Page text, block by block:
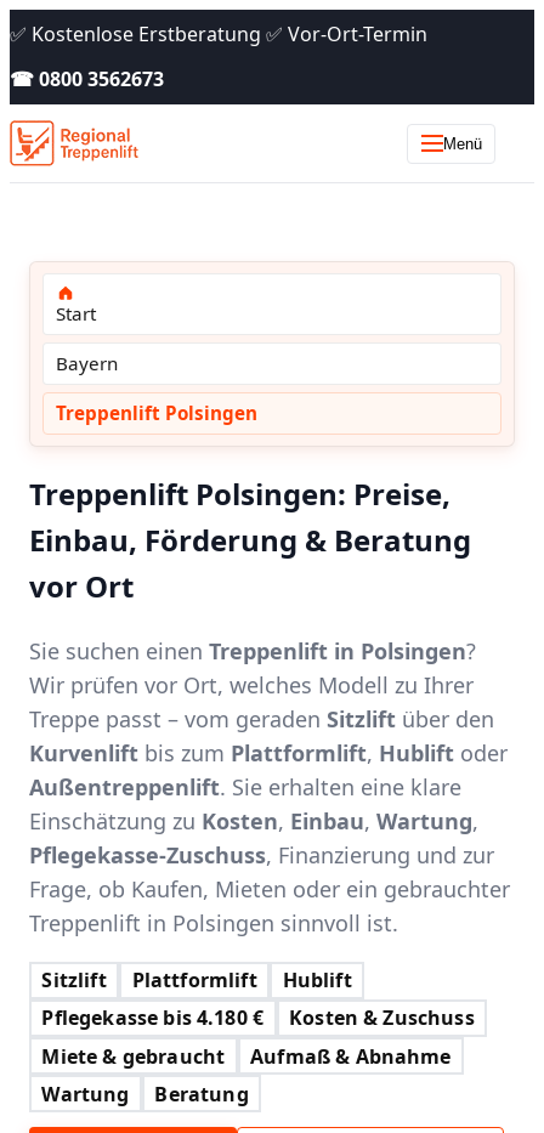
✅ Kostenlose Erstberatung ✅ Vor-Ort-Termin
☎ 0800 3562673
Menü
Start
Bayern
Treppenlift Polsingen
Treppenlift Polsingen: Preise,
Einbau, Förderung & Beratung
vor Ort
Sie suchen einen Treppenlift in Polsingen?
Wir prüfen vor Ort, welches Modell zu Ihrer
Treppe passt – vom geraden Sitzlift über den
Kurvenlift bis zum Plattformlift, Hublift oder
Außentreppenlift. Sie erhalten eine klare
Einschätzung zu Kosten, Einbau, Wartung,
Pflegekasse-Zuschuss, Finanzierung und zur
Frage, ob Kaufen, Mieten oder ein gebrauchter
Treppenlift in Polsingen sinnvoll ist.
Sitzlift Plattformlift
Hublift
Pflegekasse bis 4.180 €
Kosten & Zuschuss
Miete & gebraucht
Aufmaß & Abnahme
Wartung
Beratung